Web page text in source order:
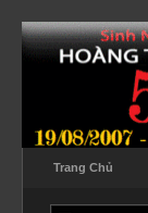
Trang Chủ